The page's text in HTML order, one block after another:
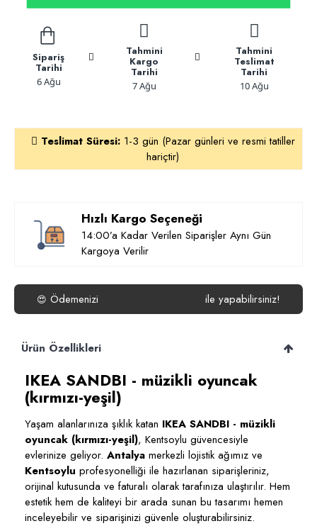
Sipariş
Tarihi
6 Ağu
Tahmini
Kargo
Tarihi
7 Ağu
Tahmini
Teslimat
Tarihi
10 Ağu
Teslimat Süresi:1-3 gün (Pazar günleri ve resmi tatiller
hariçtir)
Hızlı Kargo Seçeneği
14:00’a Kadar Verilen Siparişler Aynı Gün
Kargoya Verilir
😍 Ödemenizi ile yapabilirsiniz!
Ürün Özellikleri
IKEA SANDBI - müzikli oyuncak
(kırmızı-yeşil)
Yaşam alanlarınıza şıklık katan IKEA SANDBI - müzikli
oyuncak (kırmızı-yeşil), Kentsoylu güvencesiyle
evlerinize geliyor. Antalya merkezli lojistik ağımız ve
Kentsoylu profesyonelliği ile hazırlanan siparişleriniz,
orijinal kutusunda ve faturalı olarak tarafınıza ulaştırılır. Hem
estetik hem de kaliteyi bir arada sunan bu tasarımı hemen
inceleyebilir ve siparişinizi güvenle oluşturabilirsiniz.